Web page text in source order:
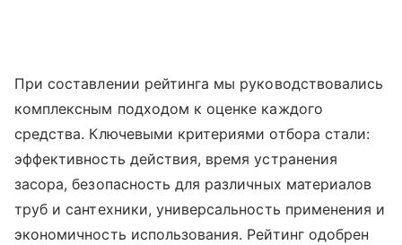
При составлении рейтинга мы руководствовались
комплексным подходом к оценке каждого
средства. Ключевыми критериями отбора стали:
эффективность действия, время устранения
засора, безопасность для различных материалов
труб и сантехники, универсальность применения и
экономичность использования. Рейтинг одобрен